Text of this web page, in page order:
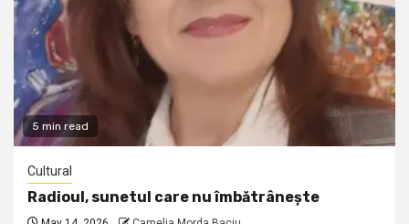
5 min read
Cultural
Radioul, sunetul care nu îmbătrânește